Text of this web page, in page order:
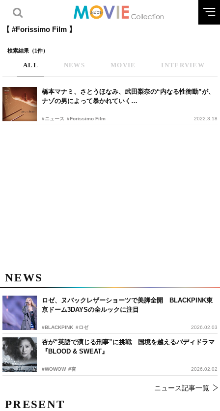
【 #Forissimo Film 】
検索結果（1件）
ALL NEWS MOVIE INTERVIEW
橋本マナミ、さとうほなみ、武田梨奈の“内なる性衝動”が、
ナゾの男によって暴かれていく…
#ニュース #Forissimo Film 2022.3.18
NEWS
ロゼ、ヌバックレザーショーツで美脚全開 BLACKPINK東
京ドーム3DAYSの全ルックに注目
#BLACKPINK #ロゼ 2026.02.03
杏が“英語で演じる刑事”に挑戦 国境を越えるバディドラマ
『BLOOD & SWEAT』
#WOWOW #杏 2026.02.02
ニュース記事一覧
PRESENT